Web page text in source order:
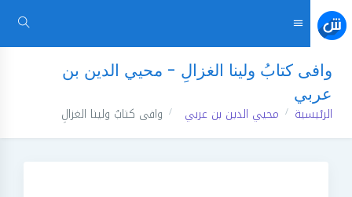
وافى كتابُ ولينا الغزالِ - محيي الدين بن
عربي
الرئيسية محيي الدين بن عربي وافى كتابُ ولينا الغزالِ